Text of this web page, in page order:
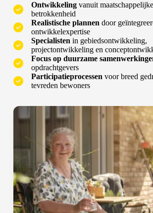
Ontwikkelingvanuit
betrokkenheid
Realistische plannen door
ontwikkelexpertise
Specialisten in gebiedsontwikkeling,
projectontwikkeling en
Focus op duurzame
opdrachtgevers
Participatieprocessen voor breed
tevreden bewoners